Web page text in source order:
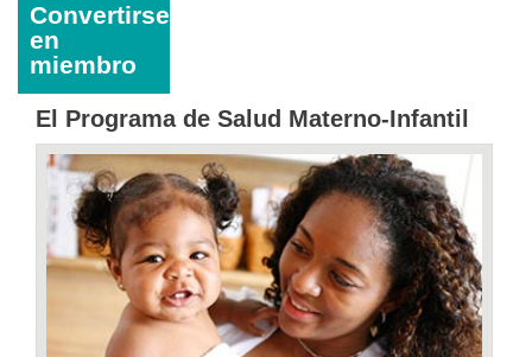
Convertirse
en
miembro
El Programa de Salud Materno-Infantil